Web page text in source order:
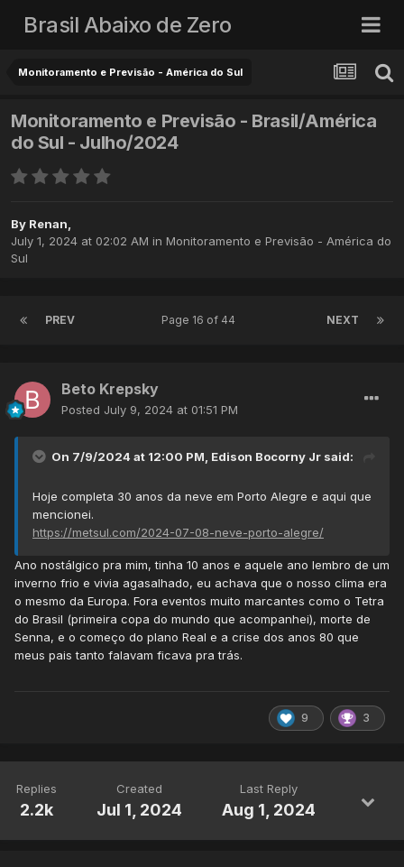
Brasil Abaixo de Zero
Monitoramento e Previsão - América do Sul
Monitoramento e Previsão - Brasil/América
do Sul - Julho/2024
By Renan,
July 1, 2024 at 02:02 AM in Monitoramento e Previsão - América do
Sul
PREV NEXT
Page 16 of 44
Beto Krepsky
Posted July 9, 2024 at 01:51 PM
On 7/9/2024 at 12:00 PM, Edison Bocorny Jr said:
Hoje completa 30 anos da neve em Porto Alegre e aqui que
mencionei.
https://metsul.com/2024-07-08-neve-porto-alegre/
Ano nostálgico pra mim, tinha 10 anos e aquele ano lembro de um
inverno frio e vivia agasalhado, eu achava que o nosso clima era
o mesmo da Europa. Fora eventos muito marcantes como o Tetra
do Brasil (primeira copa do mundo que acompanhei), morte de
Senna, e o começo do plano Real e a crise dos anos 80 que
meus pais tanto falavam ficava pra trás.
9 3
Replies
2.2k
Created
Jul 1, 2024
Last Reply
Aug 1, 2024